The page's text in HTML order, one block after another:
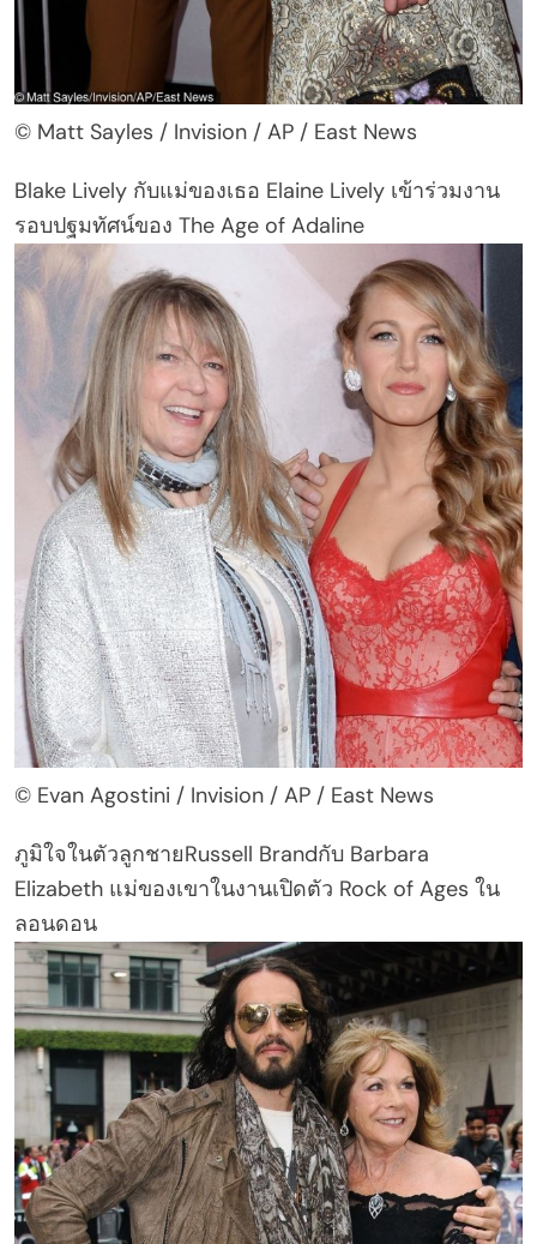
© Matt Sayles / Invision / AP / East News
Blake Lively กับแม่ของเธอ Elaine Lively เข้าร่วมงาน
รอบปฐมทัศน์ของ The Age of Adaline
© Evan Agostini / Invision / AP / East News
ภูมิใจในตัวลูกชายRussell Brandกับ Barbara
Elizabeth แม่ของเขาในงานเปิดตัว Rock of Ages ใน
ลอนดอน